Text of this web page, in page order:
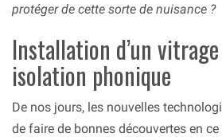
protéger de cette sorte de nuisance ?
Installation d’un
isolation phonique
De nos jours, les nouvelles
de faire de bonnes découvertes en